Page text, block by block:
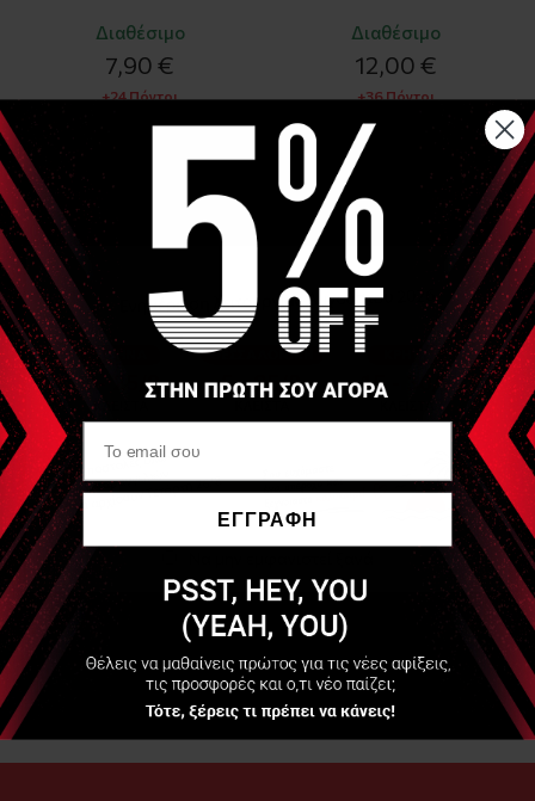
Διαθέσιμο
7,90 €
+24 Πόντοι
Διαθέσιμο
12,00 €
+36 Πόντοι
ΑΓΟΡΑ
MERIDIUS
Άκαπνα Αυτοκόλλητα
μικρά ρολά Μόξας
(Meridius Smokeless mini
moxa) 180τμχ
Διαθέσιμο
17,20 €
ΑΓΟΡΑ
MERIDIUS
Άκαπνη αυτοκόλλητη Μόξα
(Smokeless moxa stickers)
40τμχ
Διαθέσιμο
19,00 €
ΑΓΟΡΑ
ΕΓΓΡΑΦΗ